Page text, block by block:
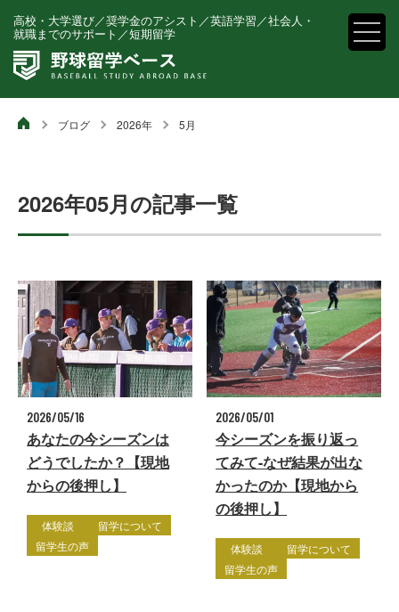
高校・大学選び／奨学金のアシスト／英語学習／社会人・就
職までのサポート／短期留学
高校・大学選び／奨学金のアシスト／英語学習／社会人・
就職までのサポート／短期留学
ブログ 2026年 5月
2026年05月の記事一覧
2026/05/16
あなたの今シーズンは
どうでしたか？【現地
からの後押し】
体験談
留学について
留学生の声
2026/05/01
今シーズンを振り返っ
てみて-なぜ結果が出な
かったのか【現地から
の後押し】
体験談
留学について
留学生の声